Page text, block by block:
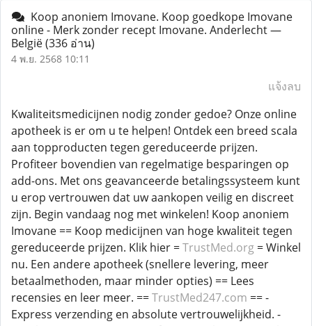
Koop anoniem Imovane. Koop goedkope Imovane
online - Merk zonder recept Imovane. Anderlecht —
België(336 อ่าน)
4 พ.ย. 2568 10:11
แจ้งลบ
Kwaliteitsmedicijnen nodig zonder gedoe? Onze online
apotheek is er om u te helpen! Ontdek een breed scala
aan topproducten tegen gereduceerde prijzen.
Profiteer bovendien van regelmatige besparingen op
add-ons. Met ons geavanceerde betalingssysteem kunt
u erop vertrouwen dat uw aankopen veilig en discreet
zijn. Begin vandaag nog met winkelen! Koop anoniem
Imovane == Koop medicijnen van hoge kwaliteit tegen
gereduceerde prijzen. Klik hier =TrustMed.org = Winkel
nu. Een andere apotheek (snellere levering, meer
betaalmethoden, maar minder opties) == Lees
recensies en leer meer. ==TrustMed247.com == -
Express verzending en absolute vertrouwelijkheid. -